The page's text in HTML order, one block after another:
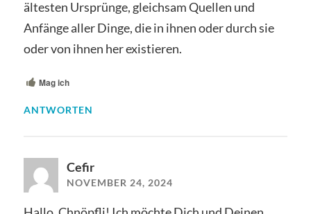
ältesten Ursprünge, gleichsam Quellen und
Anfänge aller Dinge, die in ihnen oder durch sie
oder von ihnen her existieren.
Mag ich
ANTWORTEN
Cefir
NOVEMBER 24, 2024